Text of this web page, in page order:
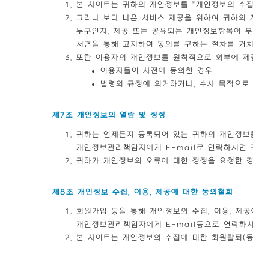
본 사이트는 귀하의 개인정보를 "개인정보의 수
그러나 보다 나은 서비스 제공을 위하여 귀하의
누구인지, 제공 또는 공유되는 개인정보항목이
서면을 통해 고지하여 동의를 구하는 절차를 거
또한 이용자의 개인정보를 원칙적으로 외부에
이용자들이 사전에 동의한 경우
법령의 규정에 의거하거나, 수사 목적으
제7조 개인정보의 열람 및 정정
귀하는 언제든지 등록되어 있는 귀하의 개인정
개인정보관리책임자에게 E-mail로 연락하시면
귀하가 개인정보의 오류에 대한 정정을 요청한
제8조 개인정보 수집, 이용, 제공에 대한 동의철회
회원가입 등을 통해 개인정보의 수집, 이용, 제
개인정보관리책임자에게 E-mail등으로 연락하
본 사이트는 개인정보의 수집에 대한 회원탈퇴(